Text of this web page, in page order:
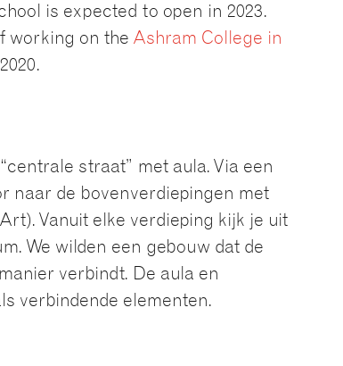
is expected to open in 2023.
working on the Ashram College in
straat” met aula. Via een
naar de bovenverdiepingen met
Vanuit elke verdieping kijk je uit
We wilden een gebouw dat de
verbindt. De aula en
verbindende elementen.